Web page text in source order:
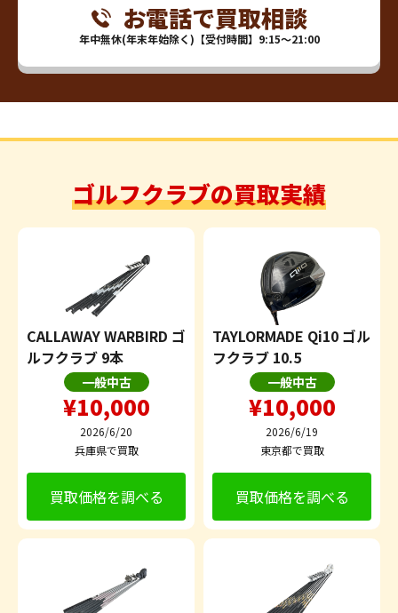
お電話で買取相談
年中無休(年末年始除く)【受付時間】9:15～21:00
ゴルフクラブの買取実績
CALLAWAY WARBIRD ゴ
ルフクラブ 9本
一般中古
¥10,000
2026/6/20
兵庫県で買取
買取価格を調べる
TAYLORMADE Qi10 ゴル
フクラブ 10.5
一般中古
¥10,000
2026/6/19
東京都で買取
買取価格を調べる